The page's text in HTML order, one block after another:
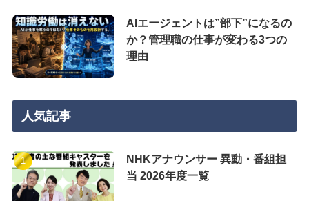
AIエージェントは”部下”になるの
か？管理職の仕事が変わる3つの
理由
人気記事
NHKアナウンサー 異動・番組担
当 2026年度一覧